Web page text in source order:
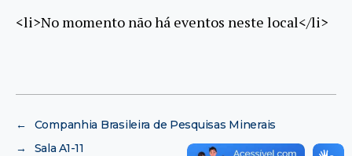
<li>No momento não há eventos neste local</li>
←
Companhia Brasileira de Pesquisas Minerais
→
Sala A1-11